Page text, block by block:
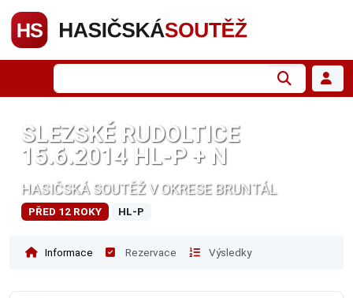
SLEZSKÉ RUDOLTICE
15.6.2014 HL-P + N
HASIČSKÁ SOUTĚŽ V OKRESE BRUNTÁL
PŘED 12 ROKY HL-P
Informace Rezervace Výsledky